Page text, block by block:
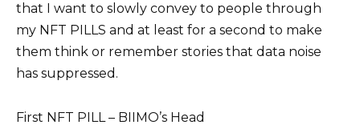
that I want to slowly convey to people through
my NFT PILLS and at least for a second to make
them think or remember stories that data noise
has suppressed.
First NFT PILL – BIIMO’s Head